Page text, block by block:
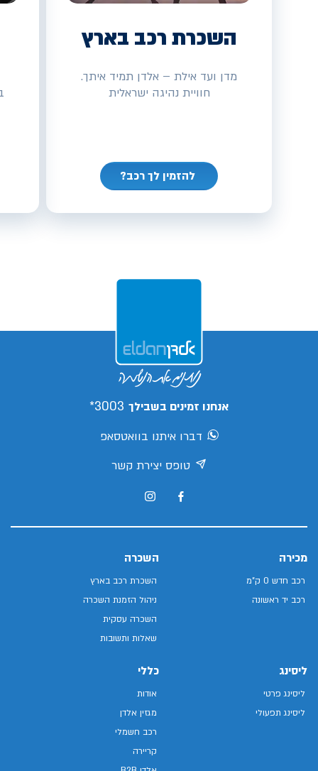
השכרת רכב בארץ
מדן ועד אילת – אלדן תמיד איתך.
חוויית נהיגה ישראלית
להזמין לך רכב?
אנחנו זמינים בשבילך 3003*
דברו איתנו בוואטסאפ
טופס יצירת קשר
מכירה
רכב חדש 0 ק"מ
רכב יד ראשונה
השכרה
השכרת רכב בארץ
ניהול הזמנת השכרה
השכרה עסקית
שאלות ותשובות
ליסינג
ליסינג פרטי
ליסינג תפעולי
כללי
אודות
מגזין אלדן
רכב חשמלי
קריירה